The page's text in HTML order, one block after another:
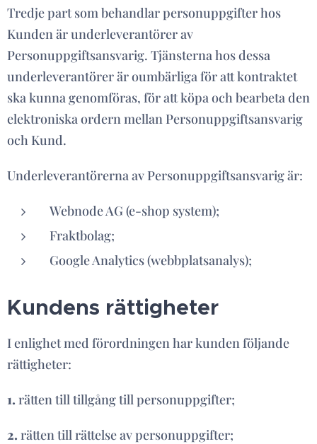
Tredje part som behandlar personuppgifter hos
Kunden är underleverantörer av
Personuppgiftsansvarig. Tjänsterna hos dessa
underleverantörer är oumbärliga för att kontraktet
ska kunna genomföras, för att köpa och bearbeta den
elektroniska ordern mellan Personuppgiftsansvarig
och Kund.
Underleverantörerna av Personuppgiftsansvarig är:
Webnode AG (e-shop system);
Fraktbolag;
Google Analytics (webbplatsanalys);
Kundens rättigheter
I enlighet med förordningen har kunden följande
rättigheter:
1. rätten till tillgång till personuppgifter;
2. rätten till rättelse av personuppgifter;